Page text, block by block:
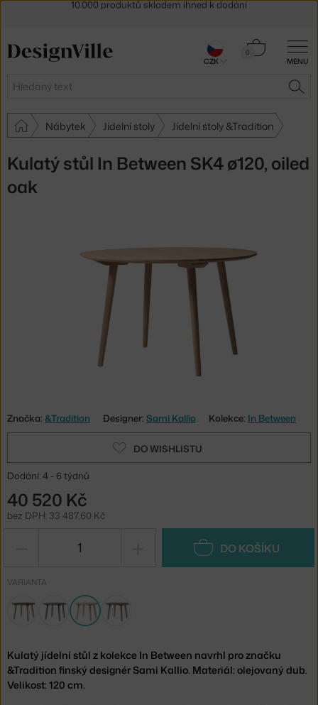
MENU
Hledat
0
Košík
Nábytek Jídelní stoly Jídelní stoly &Tradition
Kulatý stůl In Between SK4 ø120, oiled
oak
Značka: &Tradition Designer: Sami Kallio Kolekce: In Between
DO WISHLISTU
Dodání: 4 - 6 týdnů
40 520 Kč
bez DPH: 33 487,60 Kč
DO KOŠÍKU
VARIANTA
Kulatý jídelní stůl z kolekce In Between navrhl pro značku
&Tradition finský designér Sami Kallio. Materiál: olejovaný dub.
Velikost: 120 cm.
30 dní na vrácení zboží
CZK